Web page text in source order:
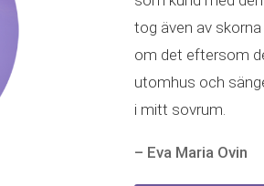
tog även av
om det eftersom
utomhus och
i mitt sovrum.
– Eva Maria Ovin